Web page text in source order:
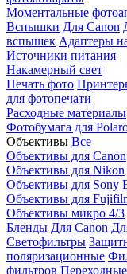
Моментальные
Вспышки Для Canon
вспышек Адаптеры
Источники питания
Накамерный свет
Печать фото
для фотопечати
Расходные материалы
Фотобумага для
Объективы Все
Объективы для Canon
Объективы для Nikon
Объективы для Sony
Объективы для
Объективы микро 4/3
Бленды Для Canon
Светофильтры
поляризационные
фильтров